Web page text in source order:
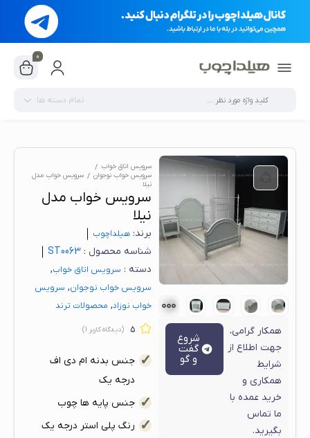
0
تمام دسته ها
همکار گرامی،
جهت اطلاع از
شرایط
همکاری و
خرید عمده با
ما تماس
بگیرید.
شروع
گفت
و گو
سرویس اتاق خواب
سرویس خواب نوجوان
سرویس خواب مدل
نیلا
سرویس خواب مدل
نیلا
برند: هیلدا‌چوب
شناسه محصول : ST0063
دسته : سرویس اتاق خواب,
سرویس خواب نوجوان, سرویس
خواب نوزاد, محصولات ترند
5 (دیدگاه کاربر 1
)
جنس بدنه ام دی اف
درجه یک
جنس پایه ها چوب
رنگ پلی استر درجه یک